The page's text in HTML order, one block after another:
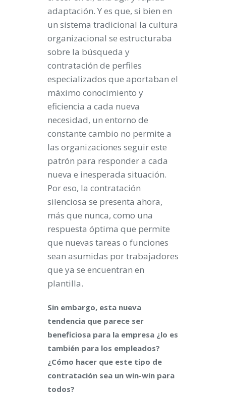
adaptación. Y es que, si bien en
un sistema tradicional la cultura
organizacional se estructuraba
sobre la búsqueda y
contratación de perfiles
especializados que aportaban el
máximo conocimiento y
eficiencia a cada nueva
necesidad, un entorno de
constante cambio no permite a
las organizaciones seguir este
patrón para responder a cada
nueva e inesperada situación.
Por eso, la contratación
silenciosa se presenta ahora,
más que nunca, como una
respuesta óptima que permite
que nuevas tareas o funciones
sean asumidas por trabajadores
que ya se encuentran en
plantilla.
Sin embargo, esta nueva
tendencia que parece ser
beneficiosa para la empresa ¿lo es
también para los empleados?
¿Cómo hacer que este tipo de
contratación sea un win-win para
todos?